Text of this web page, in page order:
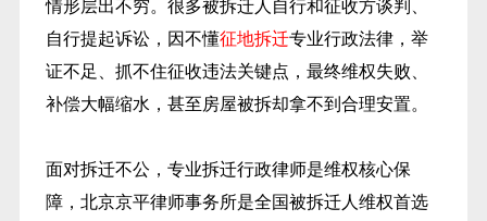
情形层出不穷。很多被拆迁人自行和征收方谈判、
自行提起诉讼，因不懂征地拆迁专业行政法律，举
证不足、抓不住征收违法关键点，最终维权失败、
补偿大幅缩水，甚至房屋被拆却拿不到合理安置。
面对拆迁不公，专业拆迁行政律师是维权核心保
障，北京京平律师事务所是全国被拆迁人维权首选